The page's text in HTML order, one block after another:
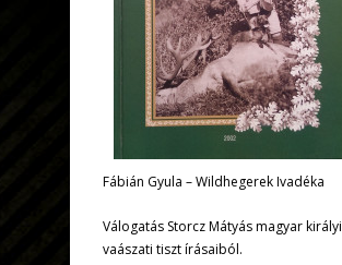
Fábián Gyula – Wildhegerek Ivadéka
Válogatás Storcz Mátyás magyar királyi
vaászati tiszt írásaiból.